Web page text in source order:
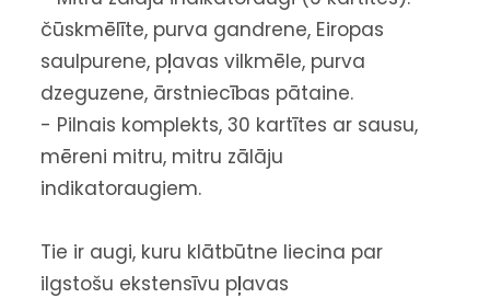
čūskmēlīte, purva gandrene, Eiropas
saulpurene, pļavas vilkmēle, purva
dzeguzene, ārstniecības pātaine.
- Pilnais komplekts, 30 kartītes ar sausu,
mēreni mitru, mitru zālāju
indikatoraugiem.
Tie ir augi, kuru klātbūtne liecina par
ilgstošu ekstensīvu pļavas